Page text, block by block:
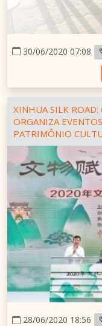
30/06/2020 07:08
XINHUA SILK
ORGANIZA
PATRIMÔNIO
28/06/2020 18:56